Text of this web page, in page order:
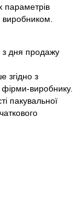
параметрів
з дня продажу
згідно з
виробнику.
пакувальної